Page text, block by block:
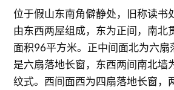
位于假山东南角僻静处，旧称读书
由东西两屋组成，东为正间，南北
面积96平方米。正中间面北为六扇
是六扇落地长窗，东西两间南北墙
纹式。西间面西为四扇落地长窗，